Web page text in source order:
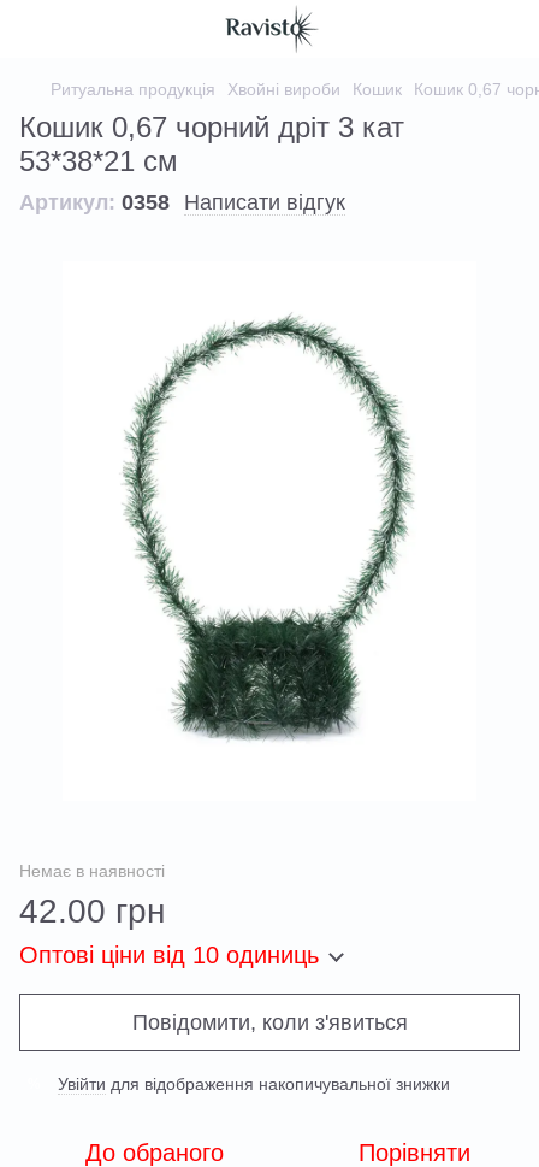
Ритуальна продукція Хвойні вироби Кошик Кошик 0,67
Кошик 0,67 чорний дріт 3 кат
53*38*21 см
Артикул: 0358 Написати відгук
Немає в наявності
42.00 грн
Оптові ціни від 10 одиниць
Повідомити, коли з'явиться
Увійти для відображення накопичувальної знижки
До обраного Порівняти